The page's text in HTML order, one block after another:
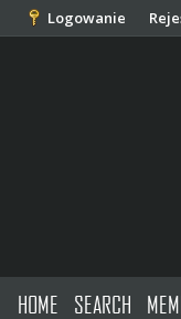
Logowanie
HOME SEARCH